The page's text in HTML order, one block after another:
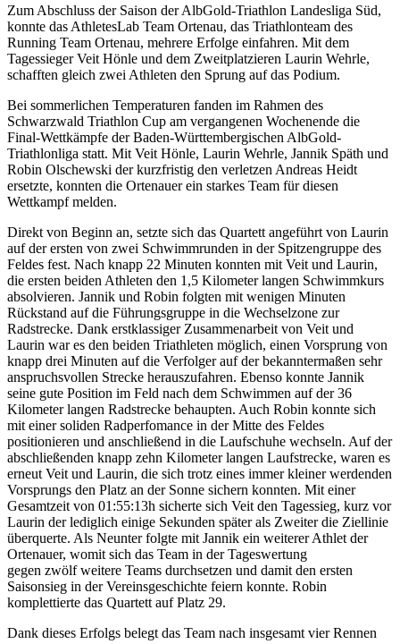
Zum Abschluss der Saison der AlbGold-Triathlon Landesliga Süd,
konnte das AthletesLab Team Ortenau, das Triathlonteam des
Running Team Ortenau, mehrere Erfolge einfahren. Mit dem
Tagessieger Veit Hönle und dem Zweitplatzieren Laurin Wehrle,
schafften gleich zwei Athleten den Sprung auf das Podium.
Bei sommerlichen Temperaturen fanden im Rahmen des
Schwarzwald Triathlon Cup am vergangenen Wochenende die
Final-Wettkämpfe der Baden-Württembergischen AlbGold-
Triathlonliga statt. Mit Veit Hönle, Laurin Wehrle, Jannik Späth und
Robin Olschewski der kurzfristig den verletzen Andreas Heidt
ersetzte, konnten die Ortenauer ein starkes Team für diesen
Wettkampf melden.
Direkt von Beginn an, setzte sich das Quartett angeführt von Laurin
auf der ersten von zwei Schwimmrunden in der Spitzengruppe des
Feldes fest. Nach knapp 22 Minuten konnten mit Veit und Laurin,
die ersten beiden Athleten den 1,5 Kilometer langen Schwimmkurs
absolvieren. Jannik und Robin folgten mit wenigen Minuten
Rückstand auf die Führungsgruppe in die Wechselzone zur
Radstrecke. Dank erstklassiger Zusammenarbeit von Veit und
Laurin war es den beiden Triathleten möglich, einen Vorsprung von
knapp drei Minuten auf die Verfolger auf der bekanntermaßen sehr
anspruchsvollen Strecke herauszufahren. Ebenso konnte Jannik
seine gute Position im Feld nach dem Schwimmen auf der 36
Kilometer langen Radstrecke behaupten. Auch Robin konnte sich
mit einer soliden Radperfomance in der Mitte des Feldes
positionieren und anschließend in die Laufschuhe wechseln. Auf der
abschließenden knapp zehn Kilometer langen Laufstrecke, waren es
erneut Veit und Laurin, die sich trotz eines immer kleiner werdenden
Vorsprungs den Platz an der Sonne sichern konnten. Mit einer
Gesamtzeit von 01:55:13h sicherte sich Veit den Tagessieg, kurz vor
Laurin der lediglich einige Sekunden später als Zweiter die Ziellinie
überquerte. Als Neunter folgte mit Jannik ein weiterer Athlet der
Ortenauer, womit sich das Team in der Tageswertung
gegen zwölf weitere Teams durchsetzen und damit den ersten
Saisonsieg in der Vereinsgeschichte feiern konnte. Robin
komplettierte das Quartett auf Platz 29.
Dank dieses Erfolgs belegt das Team nach insgesamt vier Rennen